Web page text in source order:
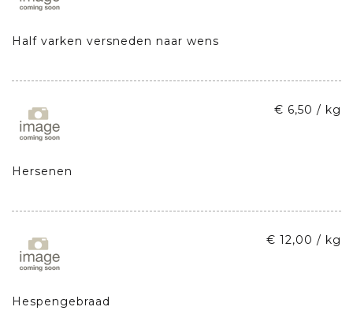
Half varken versneden naar wens
Hersenen
€ 6,50 / kg
Hespengebraad
€ 12,00 / kg